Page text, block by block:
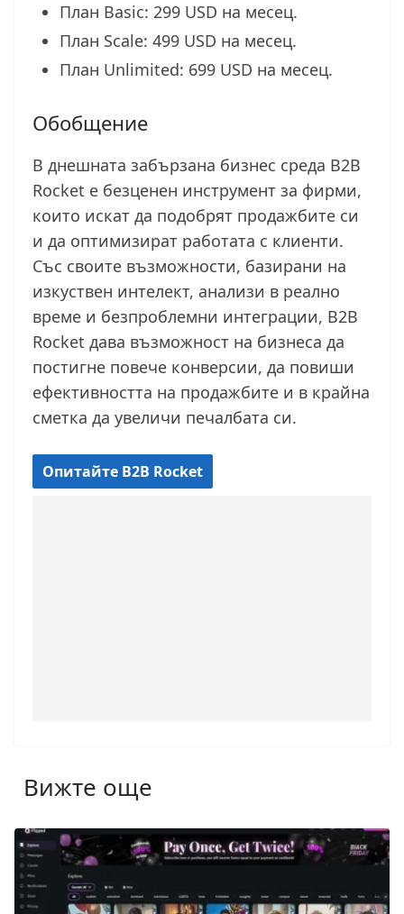
План Basic: 299 USD на месец.
План Scale: 499 USD на месец.
План Unlimited: 699 USD на месец.
Обобщение
В днешната забързана бизнес среда B2B
Rocket е безценен инструмент за фирми,
които искат да подобрят продажбите си
и да оптимизират работата с клиенти.
Със своите възможности, базирани на
изкуствен интелект, анализи в реално
време и безпроблемни интеграции, B2B
Rocket дава възможност на бизнеса да
постигне повече конверсии, да повиши
ефективността на продажбите и в крайна
сметка да увеличи печалбата си.
Опитайте B2B Rocket
Вижте още